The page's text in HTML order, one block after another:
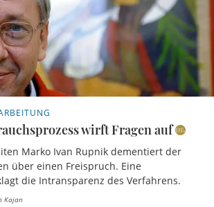
wirft Fragen auf
Marko Ivan Rupnik dementiert der
über einen Freispruch. Eine
die Intransparenz des Verfahrens.
Kajan